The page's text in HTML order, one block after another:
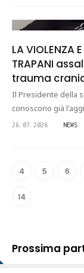
LA VIOLENZA
TRAPANI
trauma
Il Presidente della
conoscono già
26.07.2026 NEWS
4 5 6
14
Prossima